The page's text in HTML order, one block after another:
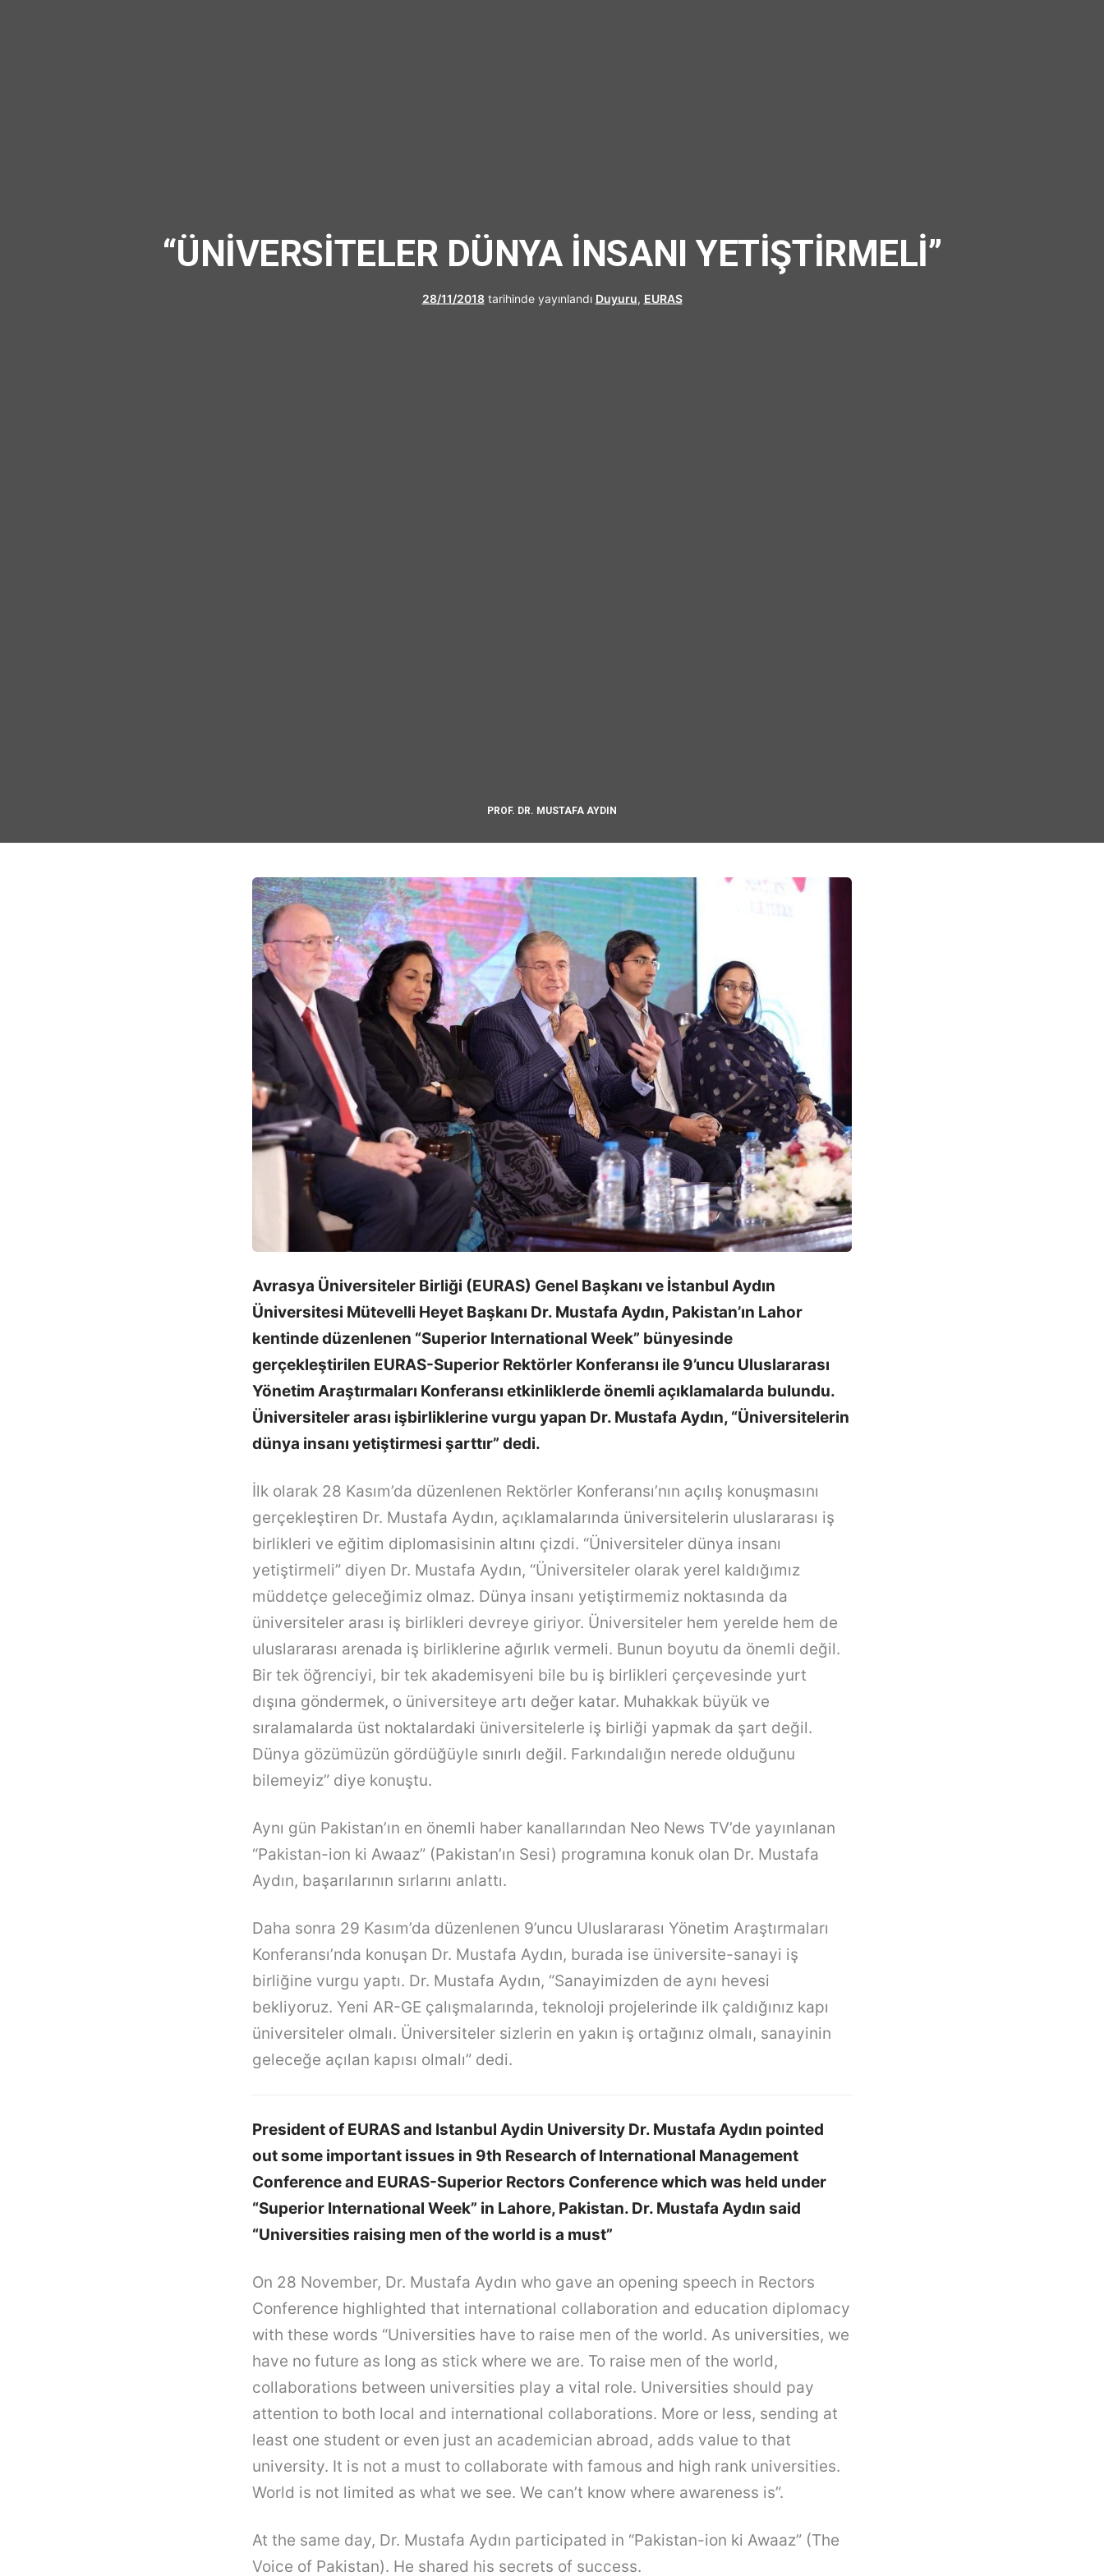
“ÜNİVERSİTELER DÜNYA İNSANI YETİŞTİRMELİ”
28/11/2018tarihinde yayınlandı Duyuru, EURAS
PROF. DR. MUSTAFA AYDIN
Avrasya Üniversiteler Birliği (EURAS) Genel Başkanı ve İstanbul Aydın
Üniversitesi Mütevelli Heyet Başkanı Dr. Mustafa Aydın, Pakistan’ın Lahor
kentinde düzenlenen “Superior International Week” bünyesinde
gerçekleştirilen EURAS-Superior Rektörler Konferansı ile 9’uncu Uluslararası
Yönetim Araştırmaları Konferansı etkinliklerde önemli açıklamalarda bulundu.
Üniversiteler arası işbirliklerine vurgu yapan Dr. Mustafa Aydın, “Üniversitelerin
dünya insanı yetiştirmesi şarttır” dedi.
İlk olarak 28 Kasım’da düzenlenen Rektörler Konferansı’nın açılış konuşmasını
gerçekleştiren Dr. Mustafa Aydın, açıklamalarında üniversitelerin uluslararası iş
birlikleri ve eğitim diplomasisinin altını çizdi. “Üniversiteler dünya insanı
yetiştirmeli” diyen Dr. Mustafa Aydın, “Üniversiteler olarak yerel kaldığımız
müddetçe geleceğimiz olmaz. Dünya insanı yetiştirmemiz noktasında da
üniversiteler arası iş birlikleri devreye giriyor. Üniversiteler hem yerelde hem de
uluslararası arenada iş birliklerine ağırlık vermeli. Bunun boyutu da önemli değil.
Bir tek öğrenciyi, bir tek akademisyeni bile bu iş birlikleri çerçevesinde yurt
dışına göndermek, o üniversiteye artı değer katar. Muhakkak büyük ve
sıralamalarda üst noktalardaki üniversitelerle iş birliği yapmak da şart değil.
Dünya gözümüzün gördüğüyle sınırlı değil. Farkındalığın nerede olduğunu
bilemeyiz” diye konuştu.
Aynı gün Pakistan’ın en önemli haber kanallarından Neo News TV’de yayınlanan
“Pakistan-ion ki Awaaz” (Pakistan’ın Sesi) programına konuk olan Dr. Mustafa
Aydın, başarılarının sırlarını anlattı.
Daha sonra 29 Kasım’da düzenlenen 9’uncu Uluslararası Yönetim Araştırmaları
Konferansı’nda konuşan Dr. Mustafa Aydın, burada ise üniversite-sanayi iş
birliğine vurgu yaptı. Dr. Mustafa Aydın, “Sanayimizden de aynı hevesi
bekliyoruz. Yeni AR-GE çalışmalarında, teknoloji projelerinde ilk çaldığınız kapı
üniversiteler olmalı. Üniversiteler sizlerin en yakın iş ortağınız olmalı, sanayinin
geleceğe açılan kapısı olmalı” dedi.
President of EURAS and Istanbul Aydin University Dr. Mustafa Aydın pointed
out some important issues in 9th Research of International Management
Conference and EURAS-Superior Rectors Conference which was held under
“Superior International Week” in Lahore, Pakistan. Dr. Mustafa Aydın said
“Universities raising men of the world is a must”
On 28 November, Dr. Mustafa Aydın who gave an opening speech in Rectors
Conference highlighted that international collaboration and education diplomacy
with these words “Universities have to raise men of the world. As universities, we
have no future as long as stick where we are. To raise men of the world,
collaborations between universities play a vital role. Universities should pay
attention to both local and international collaborations. More or less, sending at
least one student or even just an academician abroad, adds value to that
university. It is not a must to collaborate with famous and high rank universities.
World is not limited as what we see. We can’t know where awareness is”.
At the same day, Dr. Mustafa Aydın participated in “Pakistan-ion ki Awaaz” (The
Voice of Pakistan). He shared his secrets of success.